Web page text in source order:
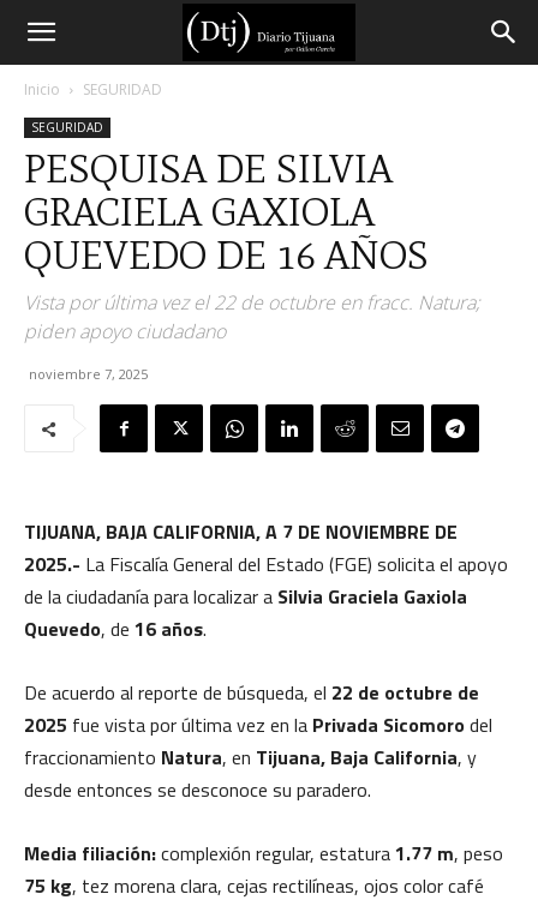
Diario
Tijuana
Inicio SEGURIDAD
SEGURIDAD
PESQUISA DE SILVIA
GRACIELA GAXIOLA
QUEVEDO DE 16 AÑOS
Vista por última vez el 22 de octubre en fracc. Natura;
piden apoyo ciudadano
noviembre 7, 2025
TIJUANA, BAJA CALIFORNIA, A 7 DE NOVIEMBRE DE
2025.- La Fiscalía General del Estado (FGE) solicita el apoyo
de la ciudadanía para localizar a Silvia Graciela Gaxiola
Quevedo, de 16 años.
De acuerdo al reporte de búsqueda, el 22 de octubre de
2025 fue vista por última vez en la Privada Sicomorodel
fraccionamiento Natura, en Tijuana, Baja California, y
desde entonces se desconoce su paradero.
Media filiación:complexión regular, estatura1.77 m, peso
75 kg, tez morena clara, cejas rectilíneas, ojos color café